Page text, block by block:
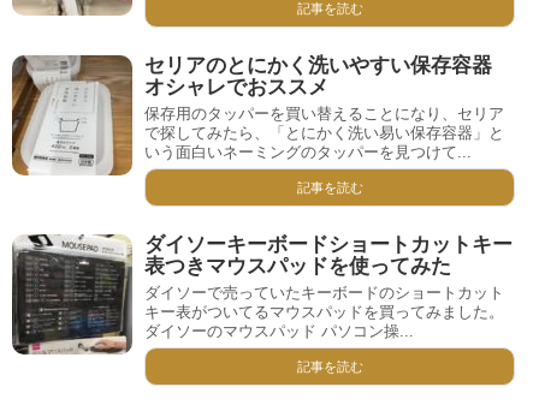
記事を読む
セリアのとにかく洗いやすい保存容器
オシャレでおススメ
保存用のタッパーを買い替えることになり、セリア
で探してみたら、「とにかく洗い易い保存容器」と
いう面白いネーミングのタッパーを見つけて...
記事を読む
ダイソーキーボードショートカットキー
表つきマウスパッドを使ってみた
ダイソーで売っていたキーボードのショートカット
キー表がついてるマウスパッドを買ってみました。
ダイソーのマウスパッド パソコン操...
記事を読む